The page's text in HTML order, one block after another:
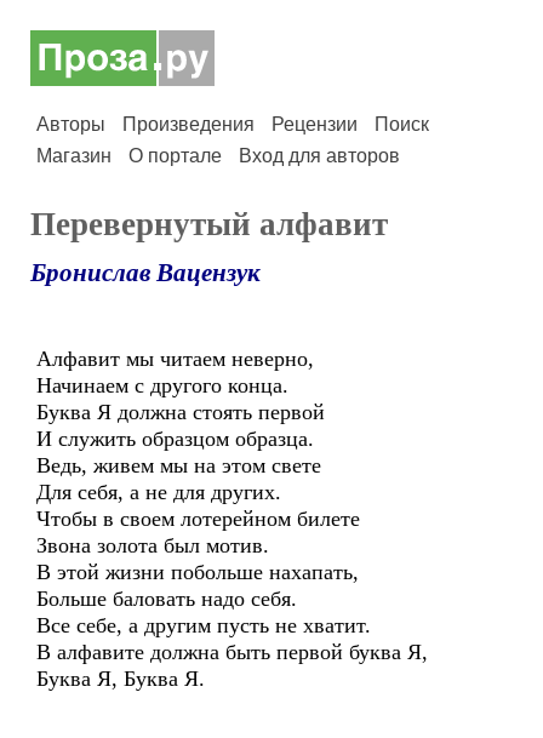
Авторы Произведения Рецензии
Поиск
Магазин
О портале Вход для авторов
Перевернутый алфавит
Бронислав Вацензук
Алфавит мы читаем неверно,
Начинаем с другого конца.
Буква Я должна стоять первой
И служить образцом образца.
Ведь, живем мы на этом свете
Для себя, а не для других.
Чтобы в своем лотерейном билете
Звона золота был мотив.
В этой жизни побольше нахапать,
Больше баловать надо себя.
Все себе, а другим пусть не хватит.
В алфавите должна быть первой буква Я,
Буква Я, Буква Я.